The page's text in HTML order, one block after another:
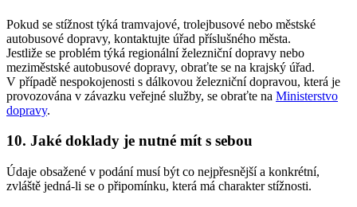
Pokud se stížnost týká tramvajové, trolejbusové nebo městské
autobusové dopravy, kontaktujte úřad příslušného města.
Jestliže se problém týká regionální železniční dopravy nebo
meziměstské autobusové dopravy, obraťte se na krajský úřad.
V případě nespokojenosti s dálkovou železniční dopravou, která je
provozována v závazku veřejné služby, se obraťte na Ministerstvo
dopravy.
10. Jaké doklady je nutné mít s sebou
Údaje obsažené v podání musí být co nejpřesnější a konkrétní,
zvláště jedná-li se o připomínku, která má charakter stížnosti.